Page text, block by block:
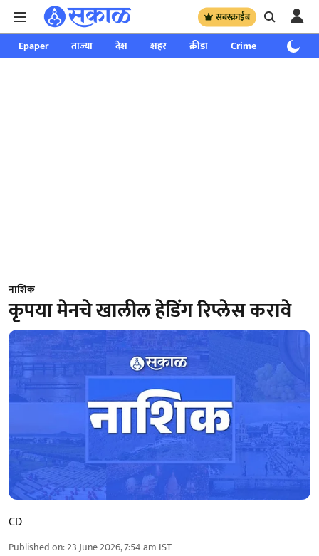
सबस्क्राईब
Epaper ताज्या देश शहर क्रीडा Crime साप्ताहिक
नाशिक
कृपया मेनचे खालील हेडिंग रिप्लेस करावे
CD
Published on:23 June 2026, 7:54 am IST